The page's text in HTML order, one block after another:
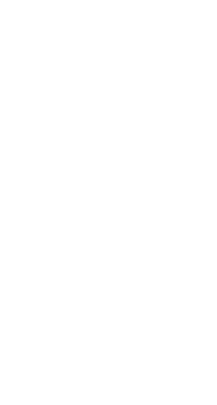
die auf dem Rechner von
Website messen kann. Das KSC
dann ändern. wenn wir
selbst werden keine
Da dieses Benutzerprofil
der Privatsphäre des Besuchers
Gesundheitsdaten ist Bestandteil
kann jederzeit widerrufen werden.
auf Grundlage von berechtigten
gegen die Verarbeitung
oder sich der Widerspruch
besonderen Situation von uns
Widerspruchsrecht Gebrauch